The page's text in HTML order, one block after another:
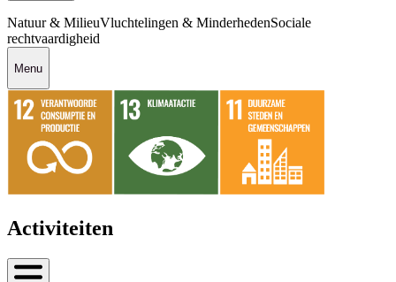
Natuur & MilieuVluchtelingen & MinderhedenSociale
rechtvaardigheid
Menu
Activiteiten